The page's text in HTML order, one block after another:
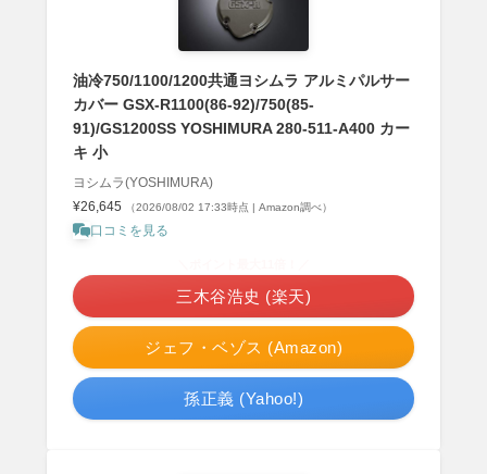
油冷750/1100/1200共通ヨシムラ アルミパルサー
カバー GSX-R1100(86-92)/750(85-
91)/GS1200SS YOSHIMURA 280-511-A400 カー
キ 小
ヨシムラ(YOSHIMURA)
¥26,645
（2026/08/02 17:33時点 | Amazon調べ）
口コミを見る
ジェフ・ベゾス (Amazon)
三木谷浩史 (楽天)
孫正義 (Yahoo!)